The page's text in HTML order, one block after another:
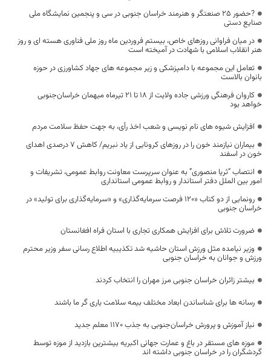
?حضور ۲۵ صنعتگر و هنرمند خراسان جنوبی در سی و پنجمین نمایشگاه ملی
صنایع دستی
در میان فراوانی روزهای خاص، بیستم فروردین ماه روز ملی فناوری هسته ای و روز
هنر انقلاب اسلامی با شهادت در آمیخته است
تعامل این مجموعه با دامپزشکی و زیر مجموعه های جهاد کشاورزی در حوزه
بانوان بالاست
کاروان فرهنگی ورزشی جاده ولایت از ۱۸ تا ۲۱ تیرماه میهمان خراسان‌جنوبی
خواهد بود
افزایش شیوه های نام نویسی و شعب اخذ رأی، به جهت حفظ سلامت مردم
بیماران نیازمند خون را در روزهای کرونایی از یاد نبریم/ کاهش ۷ درصدی اهدای
خون در اسفند
انتصاب “ثریا منصوری” به عنوان سرپرست معاونت روابط عمومی، تشریفات و
امور بین الملل دفتر استاندار و روابط عمومی استانداری
رونمایی از دو کتاب «۱۲۰ فرصت سرمایه‌گذاری» و «سرمایه‌گذاری برای تولید» در
خراسان جنوبی
ضرورت تلاش برای افزایش همکاری تجاری با استان فراه افغانستان
وزیر نیامده مثل ورزش استان حاشیه شد تکذیبیه اطلاع رسانی سفر وزیر محترم
ورزش و جوانان به خراسان جنوبی
بیشتر زائران خراسان جنوبی مرز مهران را انتخاب کردند
رسانه ها برای شناساندن ابعاد مختلف بیمه سلامت یاری گر ما باشند
نیاز آموزش و پرورش خراسان‌جنوبی به جذب 1170 معلم جدید
موزه های مستقر در باغ و عمارت جهانی اکبریه بیشترین بازدید از موزه توسط
گردشگران را در خراسان جنوبی داشته اند